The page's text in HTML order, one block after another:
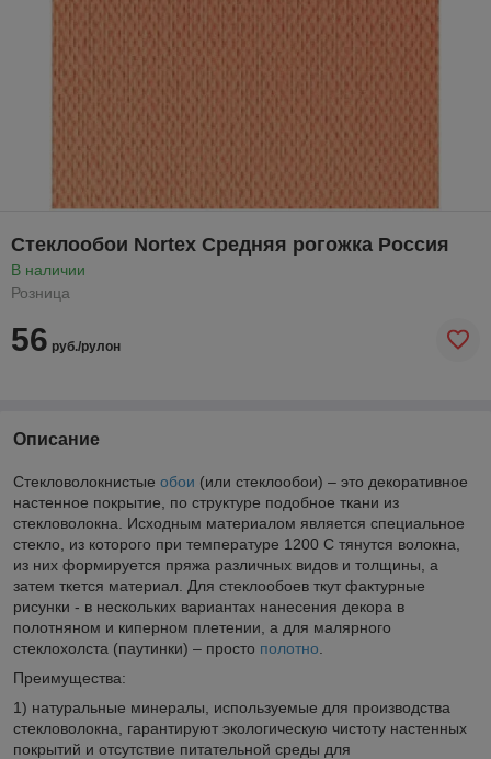
Стеклообои Nortex Средняя рогожка Россия
В наличии
Розница
56 руб./рулон
Описание
Стекловолокнистые обои (или стеклообои) – это декоративное
настенное покрытие, по структуре подобное ткани из
стекловолокна. Исходным материалом является специальное
стекло, из которого при температуре 1200 С тянутся волокна,
из них формируется пряжа различных видов и толщины, а
затем ткется материал. Для стеклообоев ткут фактурные
рисунки - в нескольких вариантах нанесения декора в
полотняном и киперном плетении, а для малярного
стеклохолста (паутинки) – просто полотно
Преимущества:
1) натуральные минералы, используемые для производства
стекловолокна, гарантируют экологическую чистоту настенных
покрытий и отсутствие питательной среды для